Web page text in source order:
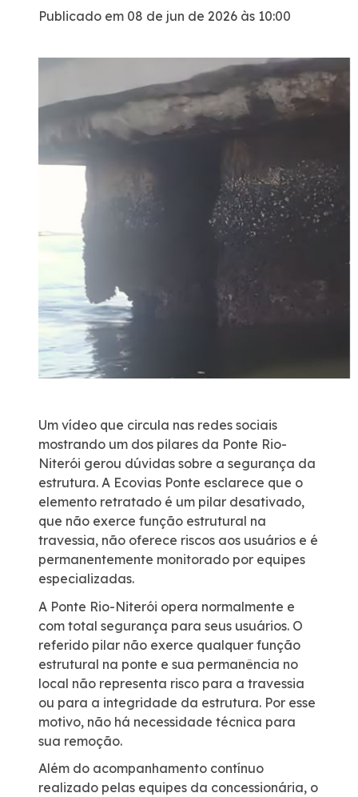
Certificações
Iconografia - A Ponta do Caju
Atendimento
Ouvidoria
Fale Conosco
Fornecedores
Trabalhe Conosco
Ponte 50 anos
Publicado em 08 de jun de 2026 às 10:00
Um vídeo que circula nas redes sociais
mostrando um dos pilares da Ponte Rio-
Niterói gerou dúvidas sobre a segurança da
estrutura. A Ecovias Ponte esclarece que o
elemento retratado é um pilar desativado,
que não exerce função estrutural na
travessia, não oferece riscos aos usuários e é
permanentemente monitorado por equipes
especializadas.
A Ponte Rio-Niterói opera normalmente e
com total segurança para seus usuários. O
referido pilar não exerce qualquer função
estrutural na ponte e sua permanência no
local não representa risco para a travessia
ou para a integridade da estrutura. Por esse
motivo, não há necessidade técnica para
sua remoção.
Além do acompanhamento contínuo
realizado pelas equipes da concessionária, o